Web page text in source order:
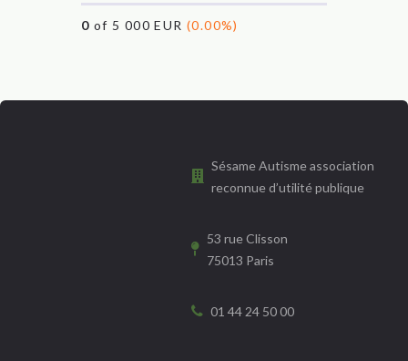
0 of 5 000 EUR(0.00%)
Sésame Autisme association
reconnue d’utilité publique
53 rue Clisson
75013 Paris
01 44 24 50 00